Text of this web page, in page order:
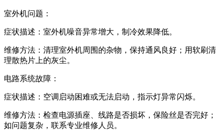
室外机问题：
症状描述：室外机噪音异常增大，制冷效果降低。
维修方法：清理室外机周围的杂物，保持通风良好；用软刷清
理散热片上的灰尘。
电路系统故障：
症状描述：空调启动困难或无法启动，指示灯异常闪烁。
维修方法：检查电源插座、线路是否损坏，保险丝是否完好；
如问题复杂，联系专业维修人员。